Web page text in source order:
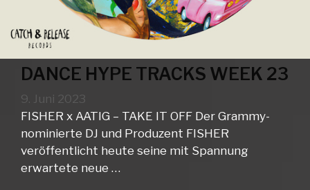
DANCE HYPE TRACKS WEEK 23
9. Juni 2023
FISHER x AATIG – TAKE IT OFF Der Grammy-
nominierte DJ und Produzent FISHER
veröffentlicht heute seine mit Spannung
erwartete neue …